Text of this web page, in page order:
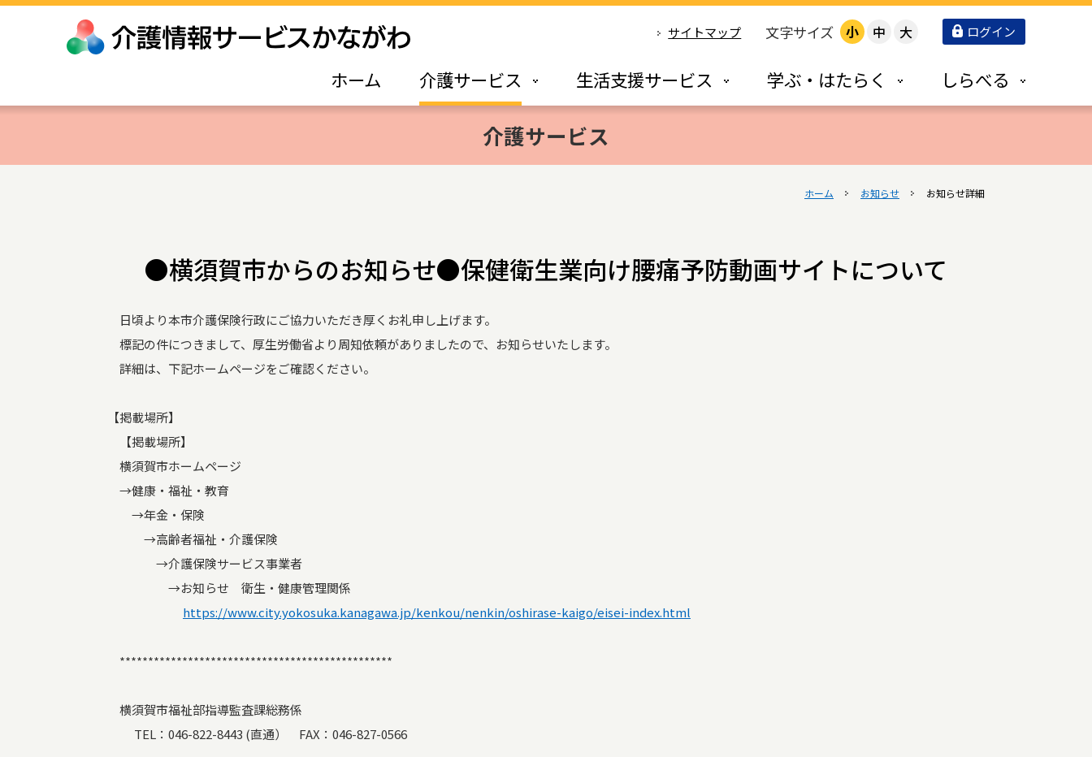
サイトマップ 文字サイズ 小 中 大 ログイン
ホーム 介護サービス 生活支援サービス 学ぶ・はたらく しらべる
介護サービス
ホーム お知らせ お知らせ詳細
●横須賀市からのお知らせ●保健衛生業向け腰痛予防動画サイトについて
日頃より本市介護保険行政にご協力いただき厚くお礼申し上げます。
標記の件につきまして、厚生労働省より周知依頼がありましたので、お知らせいたします。
詳細は、下記ホームページをご確認ください。
【掲載場所】
【掲載場所】
横須賀市ホームページ
→健康・福祉・教育
→年金・保険
→高齢者福祉・介護保険
→介護保険サービス事業者
→お知らせ 衛生・健康管理関係
https://www.city.yokosuka.kanagawa.jp/kenkou/nenkin/oshirase-kaigo/eisei-index.html
************************************************
横須賀市福祉部指導監査課総務係
TEL：046-822-8443 (直通） FAX：046-827-0566